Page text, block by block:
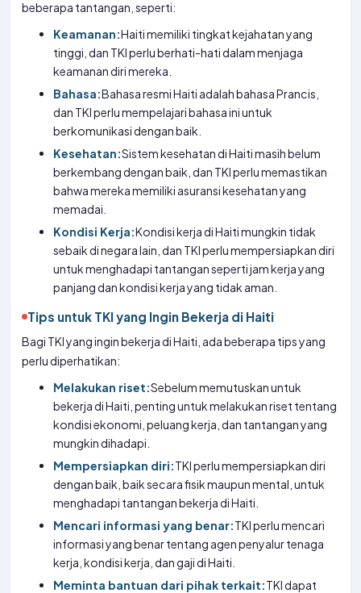
beberapa tantangan, seperti:
Keamanan:Haiti memiliki tingkat kejahatan yang
tinggi, dan TKI perlu berhati-hati dalam menjaga
keamanan diri mereka.
Bahasa:Bahasa resmi Haiti adalah bahasa Prancis,
dan TKI perlu mempelajari bahasa ini untuk
berkomunikasi dengan baik.
Kesehatan:Sistem kesehatan di Haiti masih belum
berkembang dengan baik, dan TKI perlu memastikan
bahwa mereka memiliki asuransi kesehatan yang
memadai.
Kondisi Kerja:Kondisi kerja di Haiti mungkin tidak
sebaik di negara lain, dan TKI perlu mempersiapkan diri
untuk menghadapi tantangan seperti jam kerja yang
panjang dan kondisi kerja yang tidak aman.
Tips untuk TKI yang Ingin Bekerja di Haiti
Bagi TKI yang ingin bekerja di Haiti, ada beberapa tips yang
perlu diperhatikan:
Melakukan riset:Sebelum memutuskan untuk
bekerja di Haiti, penting untuk melakukan riset tentang
kondisi ekonomi, peluang kerja, dan tantangan yang
mungkin dihadapi.
Mempersiapkan diri:TKI perlu mempersiapkan diri
dengan baik, baik secara fisik maupun mental, untuk
menghadapi tantangan bekerja di Haiti.
Mencari informasi yang benar:TKI perlu mencari
informasi yang benar tentang agen penyalur tenaga
kerja, kondisi kerja, dan gaji di Haiti.
Meminta bantuan dari pihak terkait:TKI dapat